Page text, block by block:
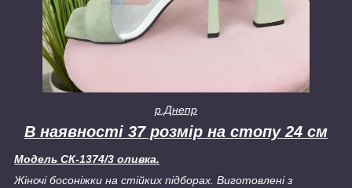
р.Днепр
В наявності 37 розмір на стопу 24 см
Модель СК-1374/3 оливка.
Жіночі босоніжки на стійких підборах. Виготовлені з